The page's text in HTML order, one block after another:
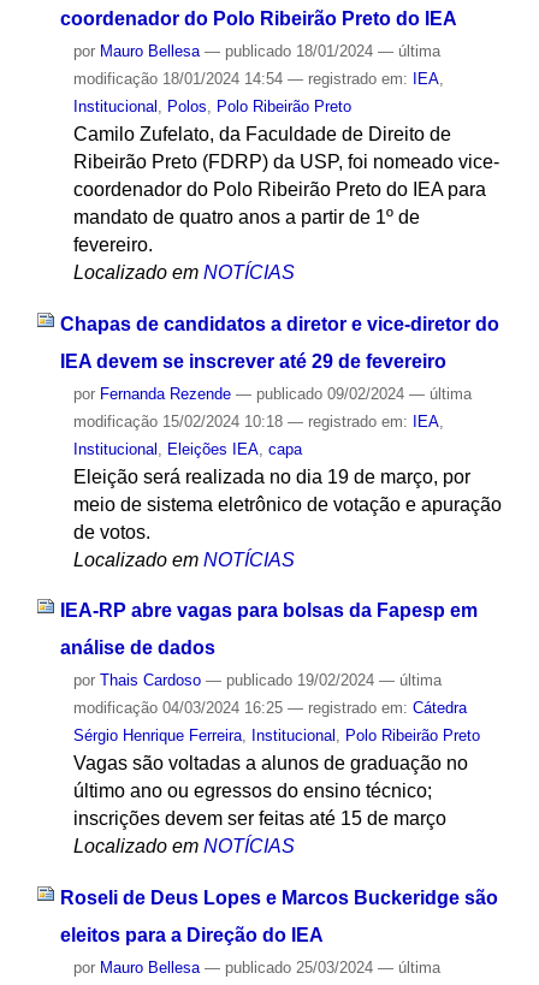
coordenador do Polo Ribeirão Preto do IEA
por Mauro Bellesa — publicado18/01/2024 — última
modificação18/01/2024 14:54 — registrado em: IEA,
Institucional , Polos, Polo Ribeirão Preto
Camilo Zufelato, da Faculdade de Direito de
Ribeirão Preto (FDRP) da USP, foi nomeado vice-
coordenador do Polo Ribeirão Preto do IEA para
mandato de quatro anos a partir de 1º de
fevereiro.
Localizado em NOTÍCIAS
Chapas de candidatos a diretor e vice-diretor do
IEA devem se inscrever até 29 de fevereiro
por Fernanda Rezende — publicado09/02/2024 — última
modificação15/02/2024 10:18 — registrado em: IEA,
Institucional
Eleições IEA, capa
Eleição será realizada no dia 19 de março, por
meio de sistema eletrônico de votação e apuração
de votos.
Localizado em NOTÍCIAS
IEA-RP abre vagas para bolsas da Fapesp em
análise de dados
por Thais Cardoso — publicado19/02/2024 — última
modificação04/03/2024 16:25 — registrado em: Cátedra
Sérgio Henrique Ferreira, Institucional , Polo Ribeirão Preto
Vagas são voltadas a alunos de graduação no
último ano ou egressos do ensino técnico;
inscrições devem ser feitas até 15 de março
Localizado em NOTÍCIAS
Roseli de Deus Lopes e Marcos Buckeridge são
eleitos para a Direção do IEA
por Mauro Bellesa — publicado25/03/2024 — última